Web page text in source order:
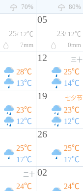
70%
80%
25/ 12℃
7mm
05
23/ 12℃
0mm
28℃
13℃
12 三十
25℃
14℃
23℃
12℃
19 七夕节
23℃
12℃
25℃
17℃
26
25℃
17℃
二十
24℃
02
24℃